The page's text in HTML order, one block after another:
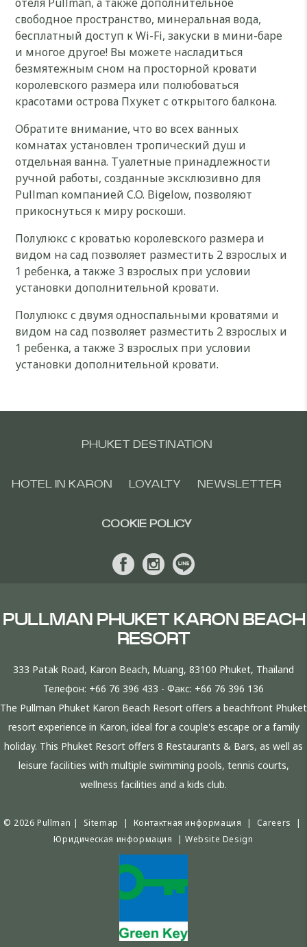
свободное пространство, минеральная вода,
бесплатный доступ к Wi-Fi, закуски в мини-баре
и многое другое! Вы можете насладиться
безмятежным сном на просторной кровати
королевского размера или полюбоваться
красотами острова Пхукет с открытого балкона.
Обратите внимание, что во всех ванных
комнатах установлен тропический душ и
отдельная ванна. Туалетные принадлежности
ручной работы, созданные эксклюзивно для
Pullman компанией C.O. Bigelow, позволяют
прикоснуться к миру роскоши.
Полулюкс с кроватью королевского размера и
видом на сад позволяет разместить 2 взрослых и
1 ребенка, а также 3 взрослых при условии
установки дополнительной кровати.
Полулюкс с двумя односпальными кроватями и
видом на сад позволяет разместить 2 взрослых и
1 ребенка, а также 3 взрослых при условии
установки дополнительной кровати.
PHUKET DESTINATION
HOTEL IN KARON LOYALTY NEWSLETTER
COOKIE POLICY
PULLMAN PHUKET KARON BEACH
RESORT
333 Patak Road, Karon Beach, Muang, 83100 Phuket, Thailand
Телефон: +66 76 396 433 - Факс: +66 76 396 136
The Pullman Phuket Karon Beach Resort offers a beachfront Phuket
resort experience in Karon, ideal for a couple's escape or a family
holiday. This Phuket Resort offers 8 Restaurants & Bars, as well as
leisure facilities with multiple swimming pools, tennis courts,
wellness facilities and a kids club.
© 2026 Pullman | Sitemap | Контактная информация | Careers
|
Юридическая информация |Website Design